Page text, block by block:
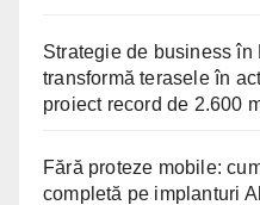
Strategie de business în
transformă terasele în
proiect record de 2.600
Fără proteze mobile:
completă pe implanturi